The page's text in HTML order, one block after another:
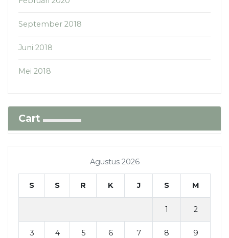
September 2018
Juni 2018
Mei 2018
Cart
Agustus 2026
S S R K J S M
1 2
3 4 5 6 7 8 9